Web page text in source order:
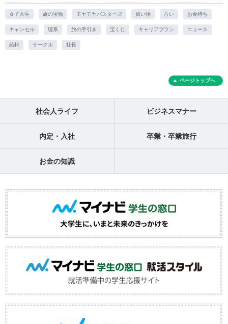
女子大生 旅の宝物 モヤモヤバスターズ 買い物 占い お金持ち
キャンセル 理系 旅の手引き 宝くじ キャリアプラン ニュース
給料 サークル 社長
ページトップへ
社会人ライフ ビジネスマナー
内定・入社 卒業・卒業旅行
お金の知識